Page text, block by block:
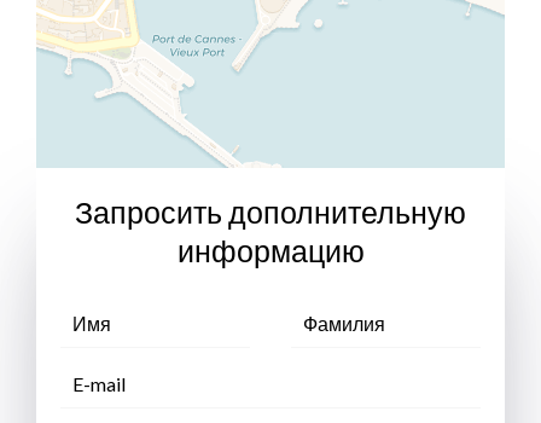
Запросить дополнительную
информацию